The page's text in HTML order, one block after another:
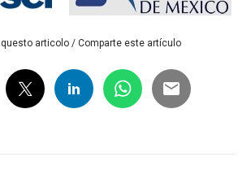
articolo / Comparte este artículo